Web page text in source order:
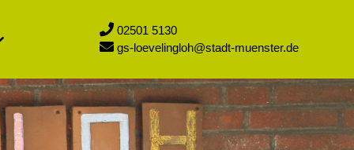
02501 5130
gs-loevelingloh@stadt-muenster.de